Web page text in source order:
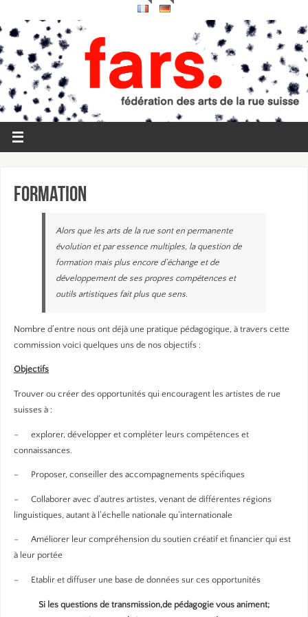
Formation
Alors que les arts de la rue sont en permanente
évolution et par essence multiples, la question de
formation mais plus encore d’échange et de
développement de ses propres compétences et
outils artistiques fait plus que sens.
Nombre d’entre nous ont déjà une pratique pédagogique, à travers cette
commission voici quelques uns de nos objectifs :
Objectifs
Trouver ou créer des opportunités qui encouragent les artistes de rue
suisses à :
– explorer, développer et compléter leurs compétences et
connaissances.
– Proposer, conseiller des accompagnements spécifiques
– Collaborer avec d’autres artistes, venant de différentes régions
linguistiques, autant à l’échelle nationale qu’internationale
– Améliorer leur compréhension du soutien créatif et financier qui est
à leur portée
– Etablir et diffuser une base de données sur ces opportunités
Si les questions de transmission,de pédagogie vous animent;